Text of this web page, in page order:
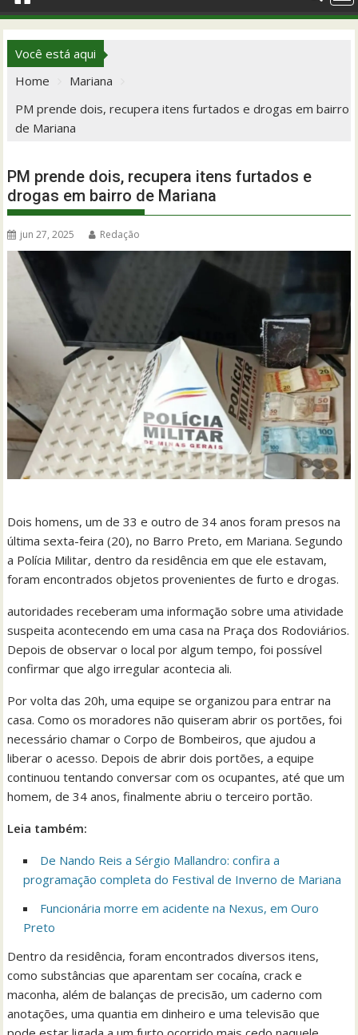
Você está aqui
Home
Mariana
PM prende dois, recupera itens furtados e drogas em bairro
de Mariana
PM prende dois, recupera itens furtados e
drogas em bairro de Mariana
jun 27, 2025 Redação
Dois homens, um de 33 e outro de 34 anos foram presos na
última sexta-feira (20), no Barro Preto, em Mariana. Segundo
a Polícia Militar, dentro da residência em que ele estavam,
foram encontrados objetos provenientes de furto e drogas.
autoridades receberam uma informação sobre uma atividade
suspeita acontecendo em uma casa na Praça dos Rodoviários.
Depois de observar o local por algum tempo, foi possível
confirmar que algo irregular acontecia ali.
Por volta das 20h, uma equipe se organizou para entrar na
casa. Como os moradores não quiseram abrir os portões, foi
necessário chamar o Corpo de Bombeiros, que ajudou a
liberar o acesso. Depois de abrir dois portões, a equipe
continuou tentando conversar com os ocupantes, até que um
homem, de 34 anos, finalmente abriu o terceiro portão.
Leia também:
De Nando Reis a Sérgio Mallandro: confira a
programação completa do Festival de Inverno de Mariana
Funcionária morre em acidente na Nexus, em Ouro
Preto
Dentro da residência, foram encontrados diversos itens,
como substâncias que aparentam ser cocaína, crack e
maconha, além de balanças de precisão, um caderno com
anotações, uma quantia em dinheiro e uma televisão que